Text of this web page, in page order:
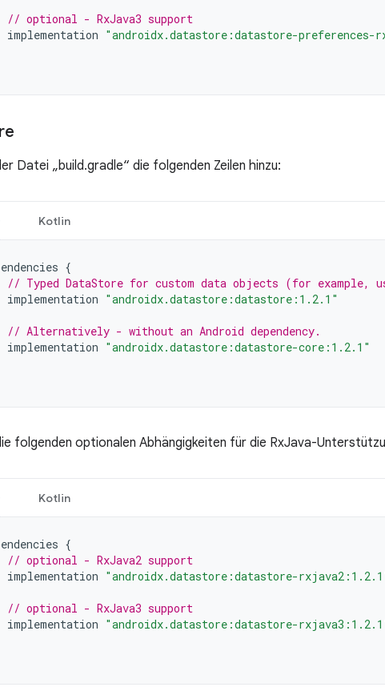
// optional - RxJava3 support
implementation "androidx.datastore:datastore-preferences-
Datei „build.gradle“ die folgenden Zeilen hinzu:
Kotlin
{
// Typed DataStore for custom data objects (for example,
implementation "androidx.datastore:datastore:1.2.1"
// Alternatively - without an Android dependency.
implementation "androidx.datastore:datastore-core:1.2.1"
folgenden optionalen Abhängigkeiten für die RxJava-
Kotlin
{
// optional - RxJava2 support
implementation "androidx.datastore:datastore-
// optional - RxJava3 support
implementation "androidx.datastore:datastore-